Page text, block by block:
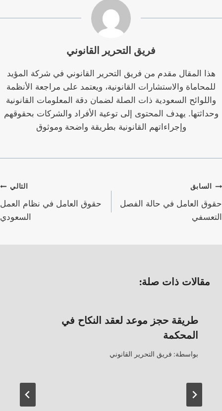
فريق التحرير القانوني
هذا المقال مقدم من فريق التحرير القانوني في شركة المؤيد
للمحاماة والاستشارات القانونية، ويعتمد على مراجعة الأنظمة
واللوائح السعودية ذات الصلة لضمان دقة المعلومات القانونية
وحداثتها. يهدف المحتوى إلى توعية الأفراد والشركات بحقوقهم
وإجراءاتهم القانونية بطريقة واضحة وموثوق
تصفّح
المقالات
السابق
حقوق العامل في حالة الفصل
التعسفي
التالي
حقوق العامل في نظام العمل
السعودي
مقالات ذات صلة:
طريقة حجز موعد لعقد النكاح في
المحكمة
بواسطة: فريق التحرير القانوني